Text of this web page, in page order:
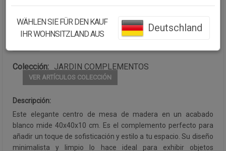
CONTINUAR COMPRANDO
Colección: JARDIN COMPLEMENTOS
VER ARTÍCULOS COLECCIÓN
Descripción:
Este elegante centro de mesa de madera en un acabado
blanco mide 40x40x10 cm. Es el complemento perfecto para
añadir un toque de sofisticación y estilo a tu espacio. Su diseño
minimalista y limpio lo hace ideal para exhibir objetos
WÄHLEN SIE FÜR DEN KAUF
IHR WOHNSITZLAND AUS
Deutschland